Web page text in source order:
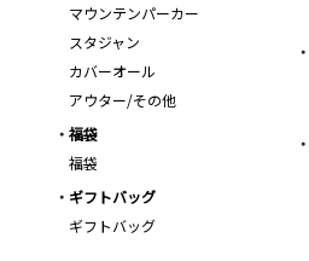
マウンテンパーカー
スタジャン
カバーオール
アウター/その他
福袋
福袋
ギフトバッグ
ギフトバッグ